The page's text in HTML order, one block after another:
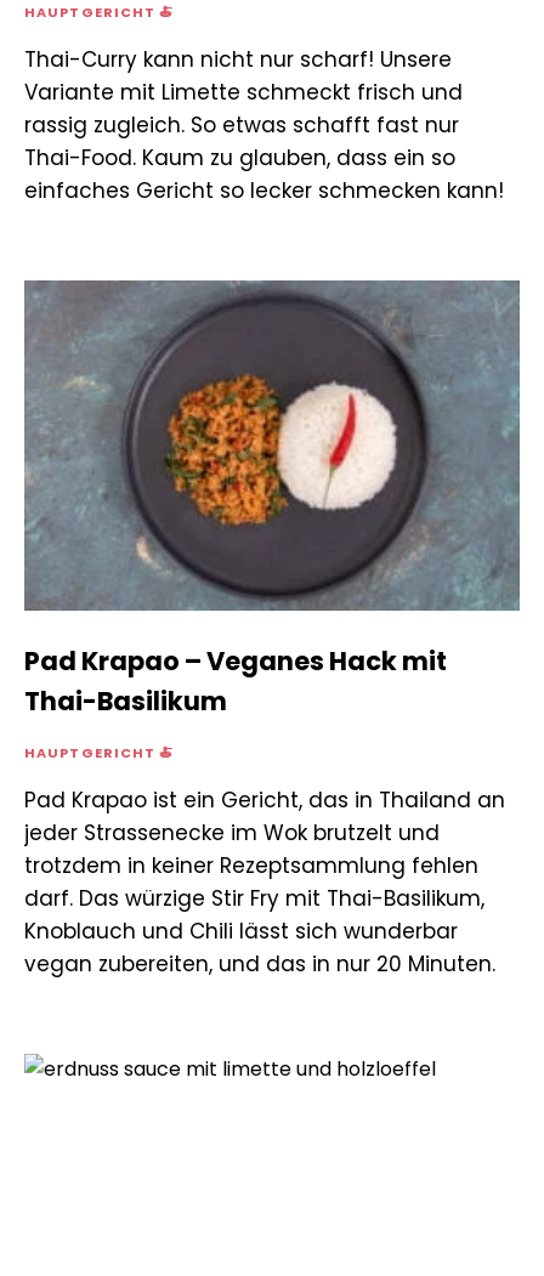
HAUPTGERICHT 🍝
Thai-Curry kann nicht nur scharf! Unsere
Variante mit Limette schmeckt frisch und
rassig zugleich. So etwas schafft fast nur
Thai-Food. Kaum zu glauben, dass ein so
einfaches Gericht so lecker schmecken kann!
Pad Krapao – Veganes Hack mit
Thai-Basilikum
HAUPTGERICHT 🍝
Pad Krapao ist ein Gericht, das in Thailand an
jeder Strassenecke im Wok brutzelt und
trotzdem in keiner Rezeptsammlung fehlen
darf. Das würzige Stir Fry mit Thai-Basilikum,
Knoblauch und Chili lässt sich wunderbar
vegan zubereiten, und das in nur 20 Minuten.